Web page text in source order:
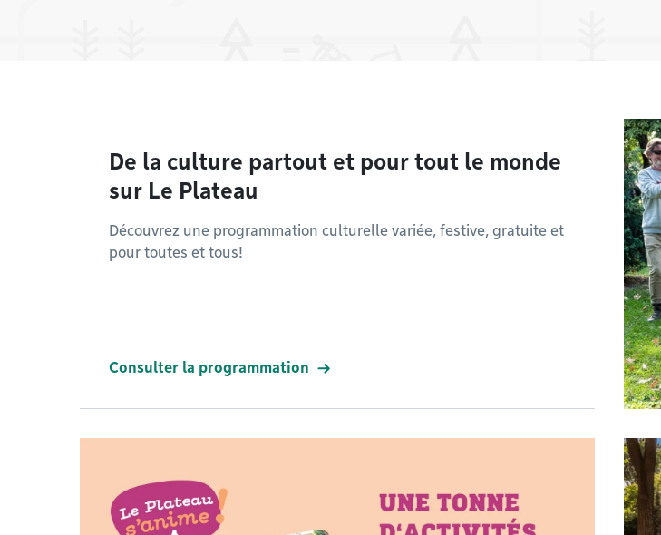
De la culture partout et pour tout le monde
sur Le Plateau
Découvrez une programmation culturelle variée, festive, gratuite et
pour toutes et tous!
Consulter la programmation